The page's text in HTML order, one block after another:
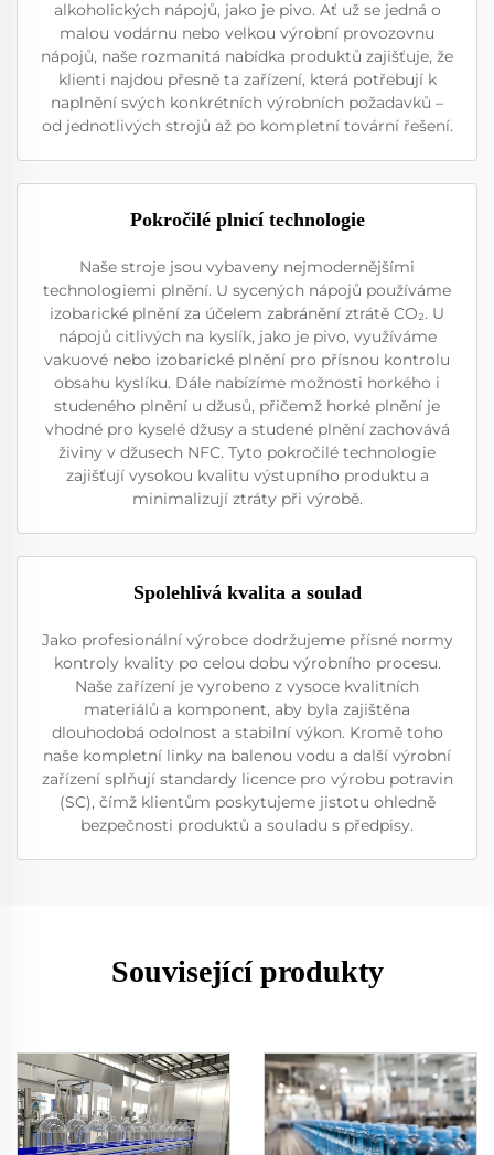
alkoholických nápojů, jako je pivo. Ať už se jedná o
malou vodárnu nebo velkou výrobní provozovnu
nápojů, naše rozmanitá nabídka produktů zajišťuje, že
klienti najdou přesně ta zařízení, která potřebují k
naplnění svých konkrétních výrobních požadavků –
od jednotlivých strojů až po kompletní tovární řešení.
Pokročilé plnicí technologie
Naše stroje jsou vybaveny nejmodernějšími
technologiemi plnění. U sycených nápojů používáme
izobarické plnění za účelem zabránění ztrátě CO₂. U
nápojů citlivých na kyslík, jako je pivo, využíváme
vakuové nebo izobarické plnění pro přísnou kontrolu
obsahu kyslíku. Dále nabízíme možnosti horkého i
studeného plnění u džusů, přičemž horké plnění je
vhodné pro kyselé džusy a studené plnění zachovává
živiny v džusech NFC. Tyto pokročilé technologie
zajišťují vysokou kvalitu výstupního produktu a
minimalizují ztráty při výrobě.
Spolehlivá kvalita a soulad
Jako profesionální výrobce dodržujeme přísné normy
kontroly kvality po celou dobu výrobního procesu.
Naše zařízení je vyrobeno z vysoce kvalitních
materiálů a komponent, aby byla zajištěna
dlouhodobá odolnost a stabilní výkon. Kromě toho
naše kompletní linky na balenou vodu a další výrobní
zařízení splňují standardy licence pro výrobu potravin
(SC), čímž klientům poskytujeme jistotu ohledně
bezpečnosti produktů a souladu s předpisy.
Související produkty